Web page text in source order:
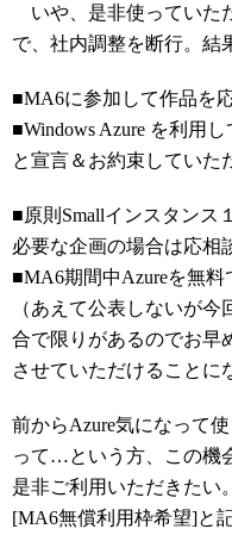
いや、是非使っていた
で、社内調整を断行。結
■MA6に参加して作品を
■Windows Azure を利用
と宣言＆お約束してい
■原則Smallインスタンス
必要な企画の場合は応相
■MA6期間中Azureを無
（あえて公表しないが
合で限りがあるのでお早
させていただけることに
前からAzure気になって
って…という方、この機
是非ご利用いただきたい
[MA6無償利用枠希望]と